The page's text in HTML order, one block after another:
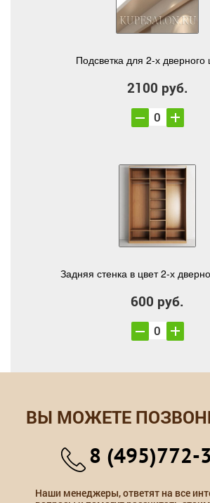
Подсветка для 2-х
2100 руб.
Задняя стенка в цвет 2-х
600 руб.
ВЫ МОЖЕТЕ
8 (495)772-
Наши менеджеры, ответят на все